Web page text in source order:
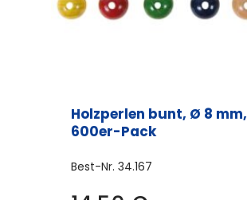
Holzperlen bunt, Ø 8 mm,
600er-Pack
Best-Nr. 34.167